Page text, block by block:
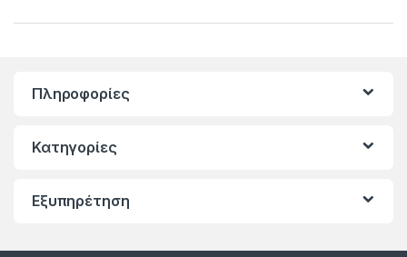
Πληροφορίες
Κατηγορίες
Εξυπηρέτηση